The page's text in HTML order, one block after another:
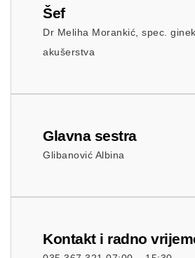
Šef
Dr Meliha Morankić, spec.
akušerstva
Glavna sestra
Glibanović Albina
Kontakt i radno